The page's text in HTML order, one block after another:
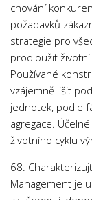
Němčina
Občanská
Pedagogika
Právo
Psychologie
Společenské
Technika
Účetnictví
Zdravotnictví
chování
požadavků
strategie pro
prodloužit
Používané
vzájemně lišit
jednotek, podle
agregace.
životního cyklu
68.
Management je